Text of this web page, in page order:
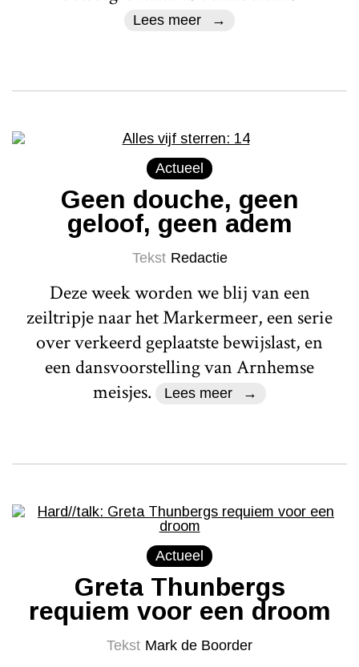
Lees meer
Actueel
Geen douche, geen
geloof, geen adem
Tekst Redactie
Deze week worden we blij van een
zeiltripje naar het Markermeer, een serie
over verkeerd geplaatste bewijslast, en
een dansvoorstelling van Arnhemse
meisjes.
Lees meer
Actueel
Greta Thunbergs
requiem voor een droom
Tekst Mark de Boorder